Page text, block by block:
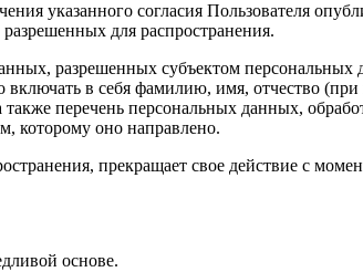
указанного согласия Пользователя
для распространения.
разрешенных субъектом
в себя фамилию, имя, отчество
перечень персональных данных,
которому оно направлено.
прекращает свое действие с
основе.